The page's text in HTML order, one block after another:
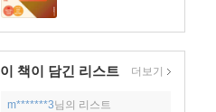
이 책이 담긴 리스트 더보기
m*******3님의 리스트